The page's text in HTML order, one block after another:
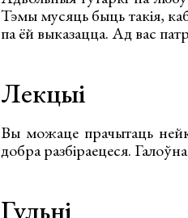
Тэмы мусяць быць такія,
па ёй выказацца. Ад вас
Лекцыі
Вы можаце прачытаць
добра разбіраецеся.
Гульні